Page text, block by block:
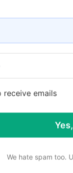
u bij het
receive emails
We hate spam too.